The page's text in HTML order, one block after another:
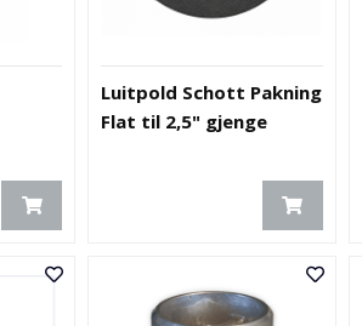
Luitpold Schott Pakning
Flat til 2,5" gjenge